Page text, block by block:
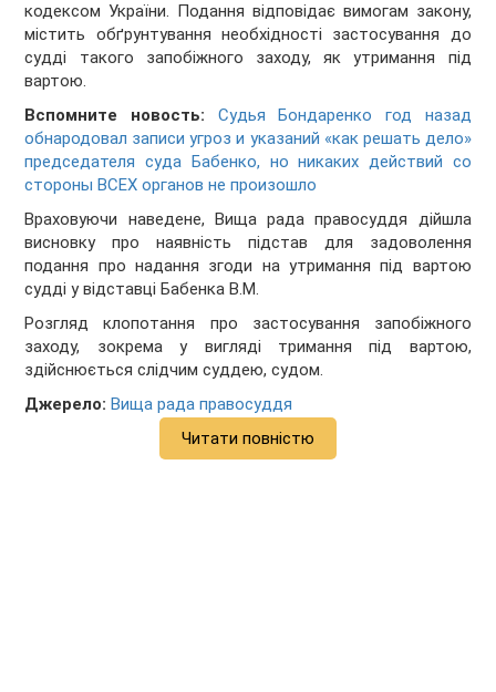
кодексом України. Подання відповідає вимогам закону,
містить обґрунтування необхідності застосування до
судді такого запобіжного заходу, як утримання під
вартою.
Вспомните новость:
Судья Бондаренко год назад
обнародовал записи угроз и указаний «как решать дело»
председателя суда Бабенко, но никаких действий со
стороны ВСЕХ органов не произошло
Враховуючи наведене, Вища рада правосуддя дійшла
висновку про наявність підстав для задоволення
подання про надання згоди на утримання під вартою
судді у відставці Бабенка В.М.
Розгляд клопотання про застосування запобіжного
заходу, зокрема у вигляді тримання під вартою,
здійснюється слідчим суддею, судом.
Джерело:Вища рада правосуддя
Читати повністю